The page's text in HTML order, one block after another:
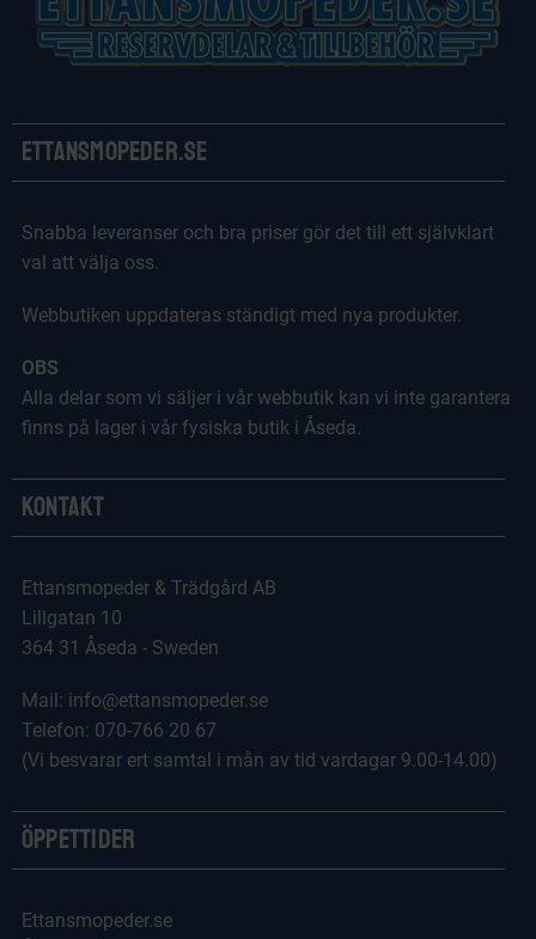
Ettansmopeder.se
Snabba leveranser och bra priser gör det till ett självklart
val att välja oss.
Webbutiken uppdateras ständigt med nya produkter.
OBS
Alla delar som vi säljer i vår webbutik kan vi inte garantera
finns på lager i vår fysiska butik i Åseda.
Kontakt
Ettansmopeder & Trädgård AB
Lillgatan 10
364 31 Åseda - Sweden
Mail: info@ettansmopeder.se
Telefon: 070-766 20 67
(Vi besvarar ert samtal i mån av tid vardagar 9.00-14.00)
Öppettider
Ettansmopeder.se